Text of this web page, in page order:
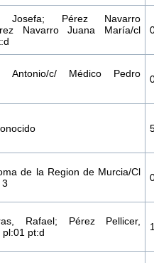
Josefa; Pérez Navarro
Navarro Juana María/cl
Antonio/c/ Médico Pedro
de la Region de Murcia/Cl
Rafael; Pérez Pellicer,
pl:01 pt:d
1